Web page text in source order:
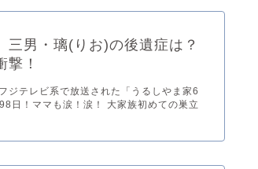
三男・璃(りお)の後遺症は？
撃！
ジテレビ系で放送された「うるしやま家6
日！ママも涙！涙！ 大家族初めての巣立